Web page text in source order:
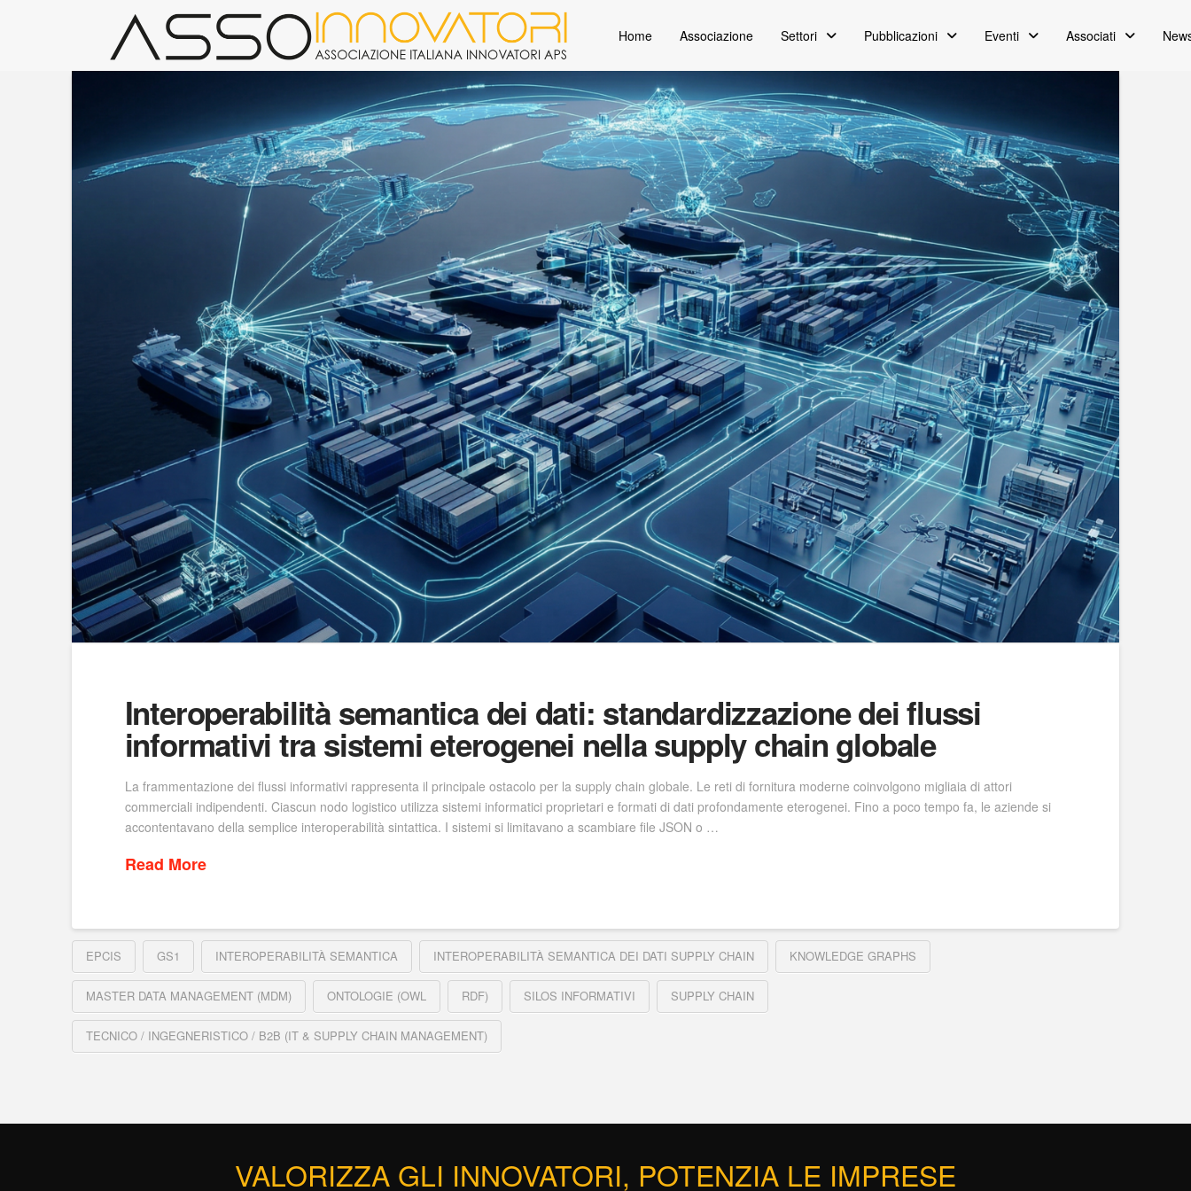
Home Associazione Settori Pubblicazioni Eventi Associati
Interoperabilità semantica dei dati: standardizzazione dei flussi
informativi tra sistemi eterogenei nella supply chain globale
La frammentazione dei flussi informativi rappresenta il principale ostacolo per la supply chain globale. Le reti di fornitura moderne coinvolgono migliaia di attori
commerciali indipendenti. Ciascun nodo logistico utilizza sistemi informatici proprietari e formati di dati profondamente eterogenei. Fino a poco tempo fa, le aziende si
accontentavano della semplice interoperabilità sintattica. I sistemi si limitavano a scambiare file JSON o …
Read More
EPCIS GS1 INTEROPERABILITÀ SEMANTICA INTEROPERABILITÀ SEMANTICA DEI DATI SUPPLY CHAIN KNOWLEDGE GRAPHS
MASTER DATA MANAGEMENT (MDM) ONTOLOGIE (OWL RDF) SILOS INFORMATIVI SUPPLY CHAIN
TECNICO / INGEGNERISTICO / B2B (IT & SUPPLY CHAIN MANAGEMENT)
VALORIZZA GLI INNOVATORI, POTENZIA LE IMPRESE